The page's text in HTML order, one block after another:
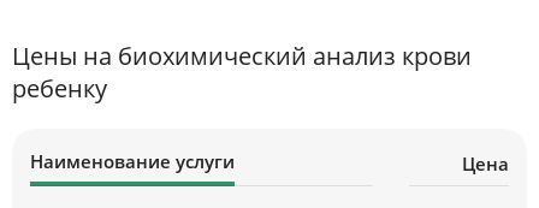
Цены на биохимический анализ крови
ребенку
Наименование услуги Цена